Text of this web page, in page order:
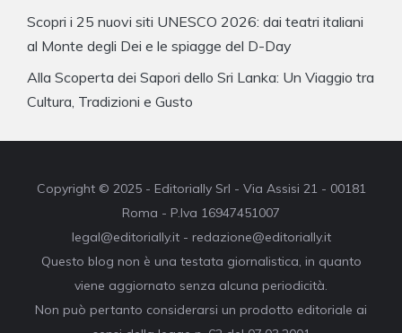
Scopri i 25 nuovi siti UNESCO 2026: dai teatri italiani
al Monte degli Dei e le spiagge del D-Day
Alla Scoperta dei Sapori dello Sri Lanka: Un Viaggio tra
Cultura, Tradizioni e Gusto
Copyright © 2025 - Editorially Srl - Via Assisi 21 - 00181
Roma - P.Iva 16947451007
legal@editorially.it - redazione@editorially.it
Questo blog non è una testata giornalistica, in quanto
viene aggiornato senza alcuna periodicità.
Non può pertanto considerarsi un prodotto editoriale ai